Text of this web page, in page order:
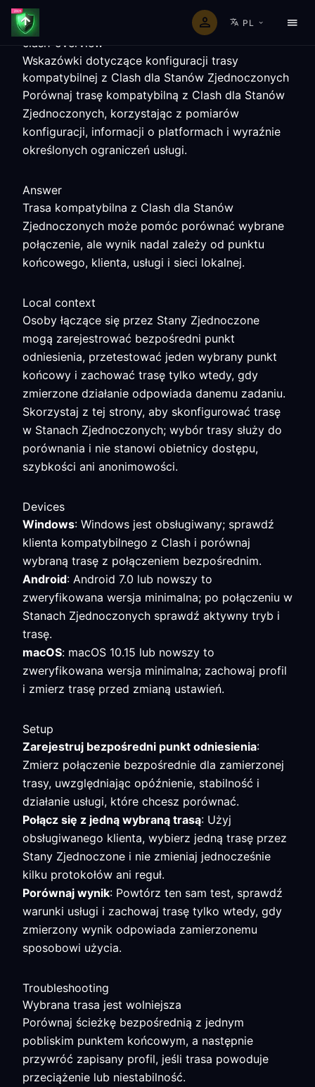
PL
clash-overview
Wskazówki dotyczące konfiguracji trasy
kompatybilnej z Clash dla Stanów Zjednoczonych
Porównaj trasę kompatybilną z Clash dla Stanów
Zjednoczonych, korzystając z pomiarów
konfiguracji, informacji o platformach i wyraźnie
określonych ograniczeń usługi.
Answer
Trasa kompatybilna z Clash dla Stanów
Zjednoczonych może pomóc porównać wybrane
połączenie, ale wynik nadal zależy od punktu
końcowego, klienta, usługi i sieci lokalnej.
Local context
Osoby łączące się przez Stany Zjednoczone
mogą zarejestrować bezpośredni punkt
odniesienia, przetestować jeden wybrany punkt
końcowy i zachować trasę tylko wtedy, gdy
zmierzone działanie odpowiada danemu zadaniu.
Skorzystaj z tej strony, aby skonfigurować trasę
w Stanach Zjednoczonych; wybór trasy służy do
porównania i nie stanowi obietnicy dostępu,
szybkości ani anonimowości.
Devices
Windows: Windows jest obsługiwany; sprawdź
klienta kompatybilnego z Clash i porównaj
wybraną trasę z połączeniem bezpośrednim.
Android: Android 7.0 lub nowszy to
zweryfikowana wersja minimalna; po połączeniu w
Stanach Zjednoczonych sprawdź aktywny tryb i
trasę.
macOS: macOS 10.15 lub nowszy to
zweryfikowana wersja minimalna; zachowaj profil
i zmierz trasę przed zmianą ustawień.
Setup
Zarejestruj bezpośredni punkt odniesienia:
Zmierz połączenie bezpośrednie dla zamierzonej
trasy, uwzględniając opóźnienie, stabilność i
działanie usługi, które chcesz porównać.
Połącz się z jedną wybraną trasą: Użyj
obsługiwanego klienta, wybierz jedną trasę przez
Stany Zjednoczone i nie zmieniaj jednocześnie
kilku protokołów ani reguł.
Porównaj wynik: Powtórz ten sam test, sprawdź
warunki usługi i zachowaj trasę tylko wtedy, gdy
zmierzony wynik odpowiada zamierzonemu
sposobowi użycia.
Troubleshooting
Wybrana trasa jest wolniejsza
Porównaj ścieżkę bezpośrednią z jednym
pobliskim punktem końcowym, a następnie
przywróć zapisany profil, jeśli trasa powoduje
przeciążenie lub niestabilność.